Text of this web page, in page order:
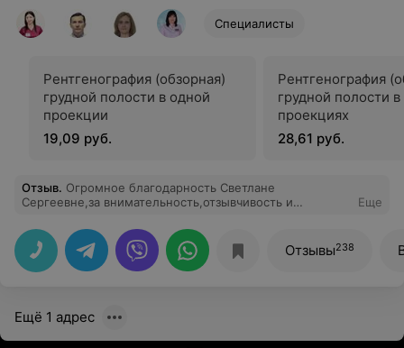
Специалисты
Рентгенография (обзорная)
грудной полости в одной
проекции
19,09 руб.
Рентгенография
грудной полости в
проекциях
28,61 руб.
Отзыв. Огромное благодарность Светлане
Сергеевне,за внимательность,отзывчивость и
постоянный пациент.
Еще
Отзывы238
Ещё 1 адрес